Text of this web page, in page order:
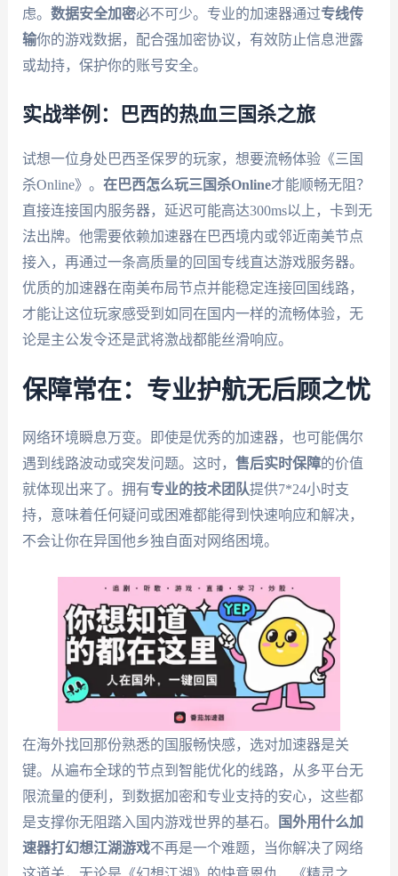
虑。 数据安全加密必不可少。专业的加速器通过专线传
输你的游戏数据，配合强加密协议，有效防止信息泄露
或劫持，保护你的账号安全。
实战举例：巴西的热血三国杀之旅
试想一位身处巴西圣保罗的玩家，想要流畅体验《三国
杀Online》。 在巴西怎么玩三国杀Online才能顺畅无阻？
直接连接国内服务器，延迟可能高达300ms以上，卡到无
法出牌。他需要依赖加速器在巴西境内或邻近南美节点
接入，再通过一条高质量的回国专线直达游戏服务器。
优质的加速器在南美布局节点并能稳定连接回国线路，
才能让这位玩家感受到如同在国内一样的流畅体验，无
论是主公发令还是武将激战都能丝滑响应。
保障常在：专业护航无后顾之忧
网络环境瞬息万变。即使是优秀的加速器，也可能偶尔
遇到线路波动或突发问题。这时， 售后实时保障的价值
就体现出来了。拥有专业的技术团队提供7*24小时支
持，意味着任何疑问或困难都能得到快速响应和解决，
不会让你在异国他乡独自面对网络困境。
在海外找回那份熟悉的国服畅快感，选对加速器是关
键。从遍布全球的节点到智能优化的线路，从多平台无
限流量的便利，到数据加密和专业支持的安心，这些都
是支撑你无阻踏入国内游戏世界的基石。
国外用什么加
速器打幻想江湖游戏不再是一个难题，当你解决了网络